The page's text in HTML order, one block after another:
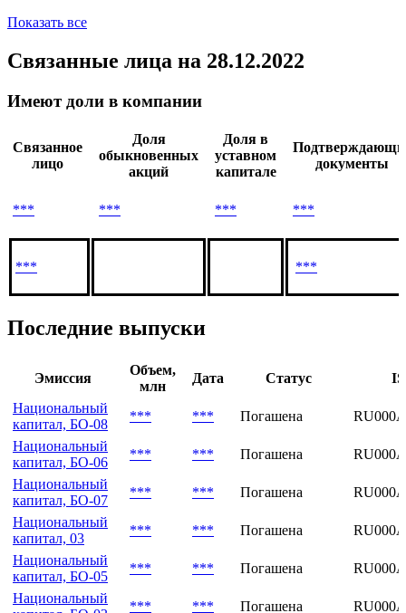
Показать все
Связанные лица на 28.12.2022
Имеют доли в компании
Связанное
лицо
Доля
обыкновенных
акций
Доля в
уставном
капитале
документы
*** *** *** ***
*** ***
Последние выпуски
Эмиссия
Объем,
млн
Дата Статус
Национальный
капитал, БО-08
*** *** Погашена
Национальный
капитал, БО-06
*** *** Погашена
Национальный
капитал, БО-07
*** *** Погашена
Национальный
капитал, 03
*** *** Погашена
Национальный
капитал, БО-05
*** *** Погашена
Национальный
*** *** Погашена